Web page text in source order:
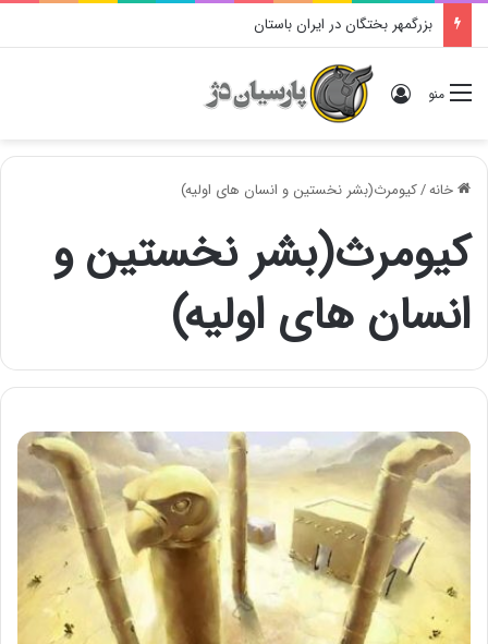
بزرگمهر بختگان در ایران باستان
منو ورود
خانه/کیومرث(بشر نخستین و انسان های اولیه)
کیومرث(بشر نخستین و
انسان های اولیه)